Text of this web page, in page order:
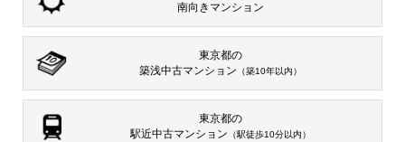
南向き マンション
東京都の
築浅中古マンション （築10年以内）
東京都の
駅近中古マンション （駅徒歩10分以内）